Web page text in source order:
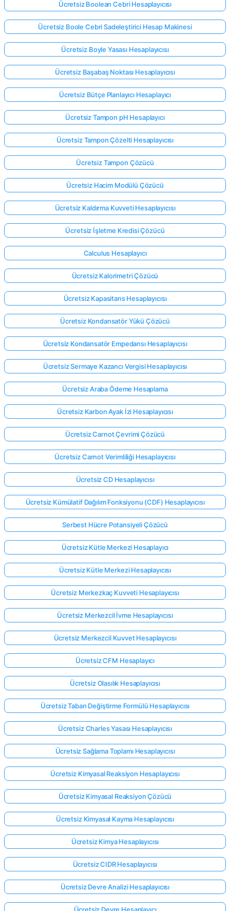
Henüz
Soru
İlk
Sorun
Ücretsiz Boolean Cebri Hesaplayıcısı
Ücretsiz Boole Cebri Sadeleştirici Hesap Makinesi
Ücretsiz Boyle Yasası Hesaplayıcısı
Ücretsiz Başabaş Noktası Hesaplayıcısı
Ücretsiz Bütçe Planlayıcı Hesaplayıcı
Ücretsiz Tampon pH Hesaplayıcı
Ücretsiz Tampon Çözelti Hesaplayıcısı
Ücretsiz Tampon Çözücü
Ücretsiz Hacim Modülü Çözücü
Ücretsiz Kaldırma Kuvveti Hesaplayıcısı
Ücretsiz İşletme Kredisi Çözücü
Calculus Hesaplayıcı
Ücretsiz Kalorimetri Çözücü
Ücretsiz Kapasitans Hesaplayıcısı
Ücretsiz Kondansatör Yükü Çözücü
Ücretsiz Kondansatör Empedansı Hesaplayıcısı
Ücretsiz Sermaye Kazancı Vergisi Hesaplayıcısı
Ücretsiz Araba Ödeme Hesaplama
Ücretsiz Karbon Ayak İzi Hesaplayıcısı
Ücretsiz Carnot Çevrimi Çözücü
Ücretsiz Carnot Verimliliği Hesaplayıcısı
Ücretsiz CD Hesaplayıcısı
Ücretsiz Kümülatif Dağılım Fonksiyonu (CDF) Hesaplayıcısı
Serbest Hücre Potansiyeli Çözücü
Ücretsiz Kütle Merkezi Hesaplayıcı
Ücretsiz Kütle Merkezi Hesaplayıcısı
Ücretsiz Merkezkaç Kuvveti Hesaplayıcısı
Ücretsiz Merkezcil İvme Hesaplayıcısı
Ücretsiz Merkezcil Kuvvet Hesaplayıcısı
Ücretsiz CFM Hesaplayıcı
Ücretsiz Olasılık Hesaplayıcısı
Ücretsiz Taban Değiştirme Formülü Hesaplayıcısı
Ücretsiz Charles Yasası Hesaplayıcısı
Ücretsiz Sağlama Toplamı Hesaplayıcısı
Ücretsiz Kimyasal Reaksiyon Hesaplayıcısı
Ücretsiz Kimyasal Reaksiyon Çözücü
Ücretsiz Kimyasal Kayma Hesaplayıcısı
Ücretsiz Kimya Hesaplayıcısı
Ücretsiz CIDR Hesaplayıcısı
Ücretsiz Devre Analizi Hesaplayıcısı